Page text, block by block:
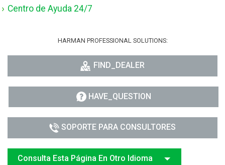
Centro de Ayuda 24/7
HARMAN PROFESSIONAL SOLUTIONS:
FIND_DEALER
HAVE_QUESTION
SOPORTE PARA CONSULTORES
Consulta Esta Página En Otro Idioma